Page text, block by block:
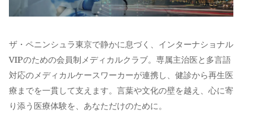
ザ・ペニンシュラ東京で静かに息づく、インターナショナル
VIPのための会員制メディカルクラブ。専属主治医と多言語
対応のメディカルケースワーカーが連携し、健診から再生医
療までを一貫して支えます。言葉や文化の壁を越え、心に寄
り添う医療体験を、あなただけのために。